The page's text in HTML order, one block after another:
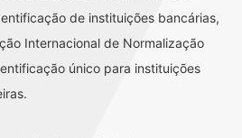
de instituições bancárias,
Internacional de Normalização
único para instituições